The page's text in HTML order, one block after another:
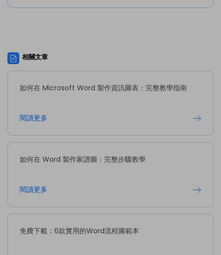
相關文章
如何在 Microsoft Word 製作資訊圖表：完整教學指南
閱讀更多
如何在 Word 製作家譜圖：完整步驟教學
閱讀更多
免費下載：6款實用的Word流程圖範本